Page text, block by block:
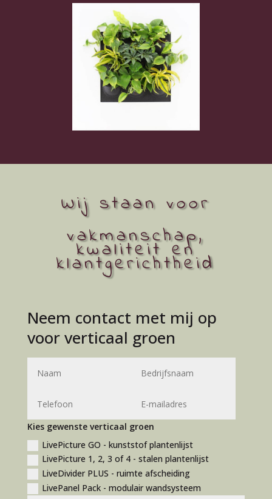
Wij staan voor
vakmanschap,
kwaliteit en
klantgerichtheid
Neem contact met mij op
voor verticaal groen
Kies gewenste verticaal groen
LivePicture GO - kunststof plantenlijst
LivePicture 1, 2, 3 of 4 - stalen plantenlijst
LiveDivider PLUS - ruimte afscheiding
LivePanel Pack - modulair wandsysteem
r